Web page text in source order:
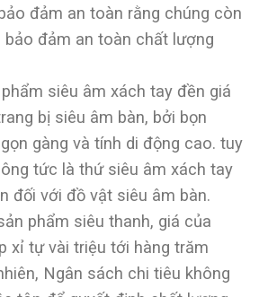
đảm an toàn rằng chúng còn
bảo đảm an toàn chất lượng
siêu âm xách tay đền giá
bị siêu âm bàn, bởi bọn
gàng và tính di động cao. tuy
tức là thứ siêu âm xách tay
đối với đồ vật siêu âm bàn.
phẩm siêu thanh, giá của
xỉ tự vài triệu tới hàng trăm
Ngân sách chi tiêu không